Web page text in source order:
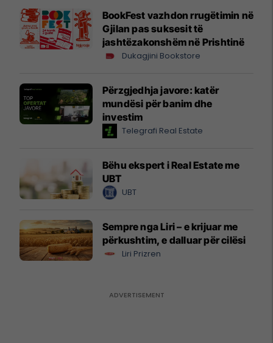
BookFest vazhdon rrugëtimin në
Gjilan pas suksesit të
jashtëzakonshëm në Prishtinë
Dukagjini Bookstore
Përzgjedhja javore: katër
mundësi për banim dhe
investim
Telegrafi Real Estate
Bëhu ekspert i Real Estate me
UBT
UBT
Sempre nga Liri – e krijuar me
përkushtim, e dalluar për cilësi
Liri Prizren